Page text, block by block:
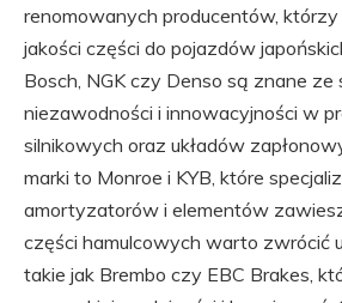
renomowanych producentów,
jakości części do pojazdów
Bosch, NGK czy Denso są znane ze
niezawodności i innowacyjności w
silnikowych oraz układów
marki to Monroe i KYB, które
amortyzatorów i elementów
części hamulcowych warto zwrócić
takie jak Brembo czy EBC Brakes,